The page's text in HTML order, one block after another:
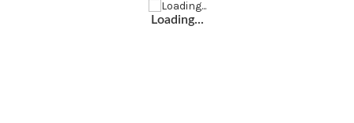
Loading...